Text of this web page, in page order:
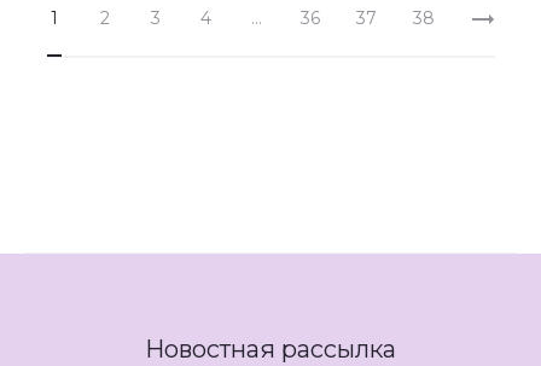
1 2 3 4 … 36 37 38
Новостная рассылка